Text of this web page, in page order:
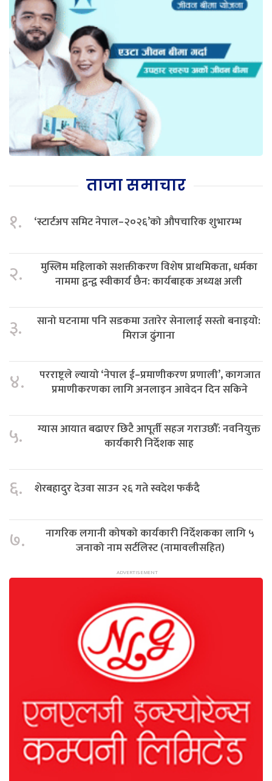
ताजा समाचार
१. ‘स्टार्टअप समिट नेपाल–२०२६’को औपचारिक शुभारम्भ
२.
मुस्लिम महिलाको सशक्तीकरण विशेष प्राथमिकता, धर्मका
नाममा द्वन्द्व स्वीकार्य छैन: कार्यबाहक अध्यक्ष अली
३.
सानो घटनामा पनि सडकमा उतारेर सेनालाई सस्तो बनाइयो:
मिराज ढुंगाना
४.
परराष्ट्रले ल्यायो ‘नेपाल ई–प्रमाणीकरण प्रणाली’, कागजात
प्रमाणीकरणका लागि अनलाइन आवेदन दिन सकिने
५.
ग्यास आयात बढाएर छिटै आपूर्ती सहज गराउछौँ: नवनियुक्त
कार्यकारी निर्देशक साह
६. शेरबहादुर देउवा साउन २६ गते स्वदेश फर्कंदै
७.
नागरिक लगानी कोषको कार्यकारी निर्देशकका लागि ५
जनाको नाम सर्टलिस्ट (नामावलीसहित)